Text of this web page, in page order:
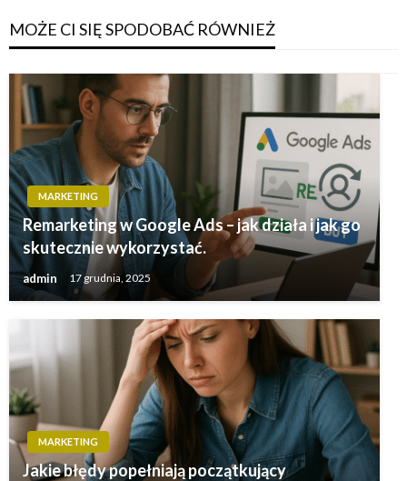
MOŻE CI SIĘ SPODOBAĆ RÓWNIEŻ
MARKETING
Remarketing w Google Ads – jak działa i jak go
skutecznie wykorzystać.
admin 17 grudnia, 2025
MARKETING
Jakie błędy popełniają początkujący